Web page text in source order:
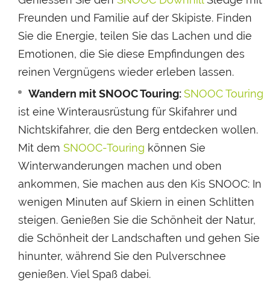
Freunden und Familie auf der Skipiste. Finden
Sie die Energie, teilen Sie das Lachen und die
Emotionen, die Sie diese Empfindungen des
reinen Vergnügens wieder erleben lassen.
Wandern mit SNOOC Touring:SNOOC Touring
ist eine Winterausrüstung für Skifahrer und
Nichtskifahrer, die den Berg entdecken wollen.
Mit dem SNOOC-Touring können Sie
Winterwanderungen machen und oben
ankommen, Sie machen aus den Kis SNOOC: In
wenigen Minuten auf Skiern in einen Schlitten
steigen. Genießen Sie die Schönheit der Natur,
die Schönheit der Landschaften und gehen Sie
hinunter, während Sie den Pulverschnee
genießen. Viel Spaß dabei.